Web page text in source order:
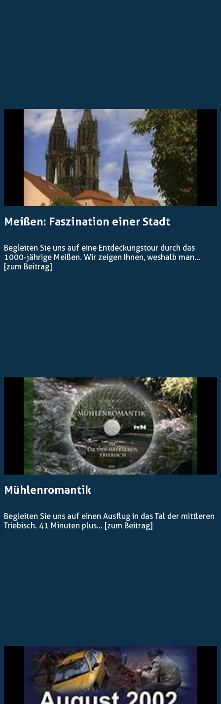
Meißen: Faszination einer Stadt
Begleiten Sie uns auf eine Entdeckungstour durch das
1000-jährige Meißen. Wir zeigen Ihnen, weshalb man...
[zum Beitrag]
Mühlenromantik
Begleiten Sie uns auf einen Ausflug in das Tal der mittleren
Triebisch. 41 Minuten plus... [zum Beitrag]